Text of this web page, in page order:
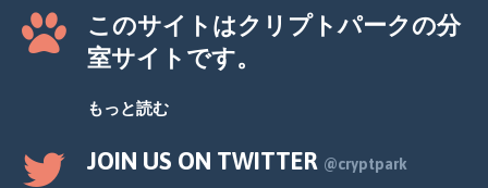
このサイトはクリプトパークの分
室サイトです。
もっと読む
JOIN US ON TWITTER @cryptpark